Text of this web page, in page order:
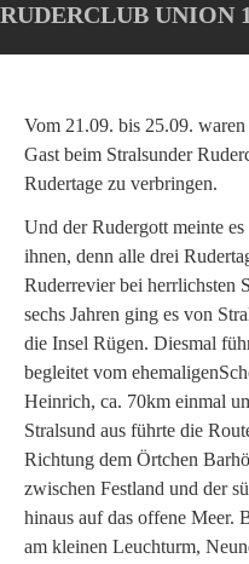
Oops, an error occurred! Code:
main
content
RUDERCLUB UNION
Vom 21.09. bis 25.09.
Gast beim Stralsunder
Rudertage zu verbringen.
Und der Rudergott meinte
ihnen, denn alle drei
Ruderrevier bei herrlichsten
sechs Jahren ging es von
die Insel Rügen. Diesmal
begleitet vom
Heinrich, ca. 70km einmal
Stralsund aus führte die
Richtung dem Örtchen
zwischen Festland und der
hinaus auf das offene Meer.
am kleinen Leuchturm,